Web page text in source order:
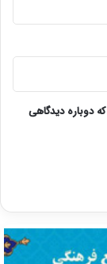
دوباره دیدگاهی